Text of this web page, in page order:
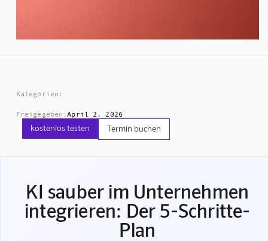
Kategorien:
Freigegeben:April 2, 2026
kostenlos testen Termin buchen
KI sauber im Unternehmen
integrieren: Der 5-Schritte-
Plan